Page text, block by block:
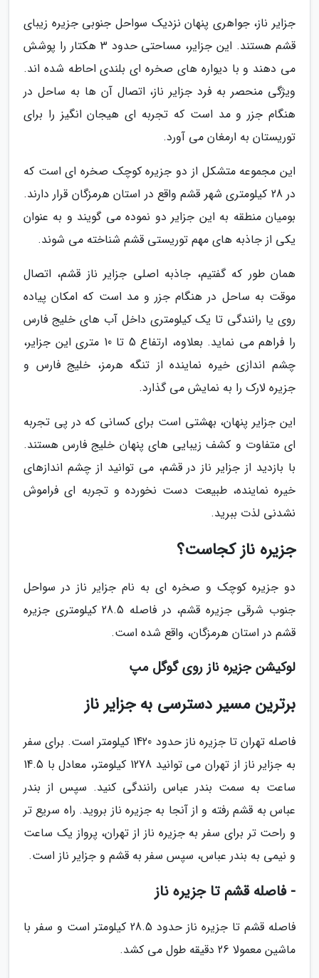
جزایر ناز، جواهری پنهان نزدیک سواحل جنوبی جزیره زیبای
قشم هستند. این جزایر، مساحتی حدود 3 هکتار را پوشش
می دهند و با دیواره های صخره ای بلندی احاطه شده اند.
ویژگی منحصر به فرد جزایر ناز، اتصال آن ها به ساحل در
هنگام جزر و مد است که تجربه ای هیجان انگیز را برای
توریستان به ارمغان می آورد.
این مجموعه متشکل از دو جزیره کوچک صخره ای است که
در 28 کیلومتری شهر قشم واقع در استان هرمزگان قرار دارند.
بومیان منطقه به این جزایر دو نموده می گویند و به عنوان
یکی از جاذبه های مهم توریستی قشم شناخته می شوند.
همان طور که گفتیم، جاذبه اصلی جزایر ناز قشم، اتصال
موقت به ساحل در هنگام جزر و مد است که امکان پیاده
روی یا رانندگی تا یک کیلومتری داخل آب های خلیج فارس
را فراهم می نماید. بعلاوه، ارتفاع 5 تا 10 متری این جزایر،
چشم اندازی خیره نماینده از تنگه هرمز، خلیج فارس و
جزیره لارک را به نمایش می گذارد.
این جزایر پنهان، بهشتی است برای کسانی که در پی تجربه
ای متفاوت و کشف زیبایی های پنهان خلیج فارس هستند.
با بازدید از جزایر ناز در قشم، می توانید از چشم اندازهای
خیره نماینده، طبیعت دست نخورده و تجربه ای فراموش
نشدنی لذت ببرید.
جزیره ناز کجاست؟
دو جزیره کوچک و صخره ای به نام جزایر ناز در سواحل
جنوب شرقی جزیره قشم، در فاصله 28.5 کیلومتری جزیره
قشم در استان هرمزگان، واقع شده است.
لوکیشن جزیره ناز روی گوگل مپ
برترین مسیر دسترسی به جزایر ناز
فاصله تهران تا جزیره ناز حدود 1420 کیلومتر است. برای سفر
به جزایر ناز از تهران می توانید 1278 کیلومتر، معادل با 14.5
ساعت به سمت بندر عباس رانندگی کنید. سپس از بندر
عباس به قشم رفته و از آنجا به جزیره ناز بروید. راه سریع تر
و راحت تر برای سفر به جزیره ناز از تهران، پرواز یک ساعت
و نیمی به بندر عباس، سپس سفر به قشم و جزایر ناز است.
- فاصله قشم تا جزیره ناز
فاصله قشم تا جزیره ناز حدود 28.5 کیلومتر است و سفر با
ماشین معمولا 26 دقیقه طول می کشد.